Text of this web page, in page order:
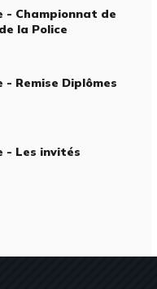
- Championnat de
la Police
- Remise Diplômes
- Les invités